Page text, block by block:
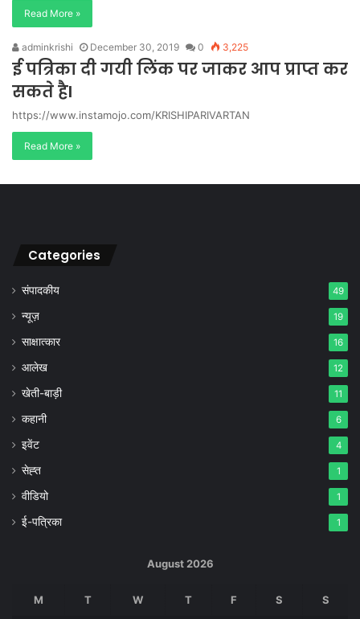
Read More »
adminkrishi December 30, 2019 0 3,225
ई पत्रिका दी गयी लिंक पर जाकर आप प्राप्त कर
सकते हैI
https://www.instamojo.com/KRISHIPARIVARTAN
Read More »
Categories
संपादकीय 49
न्यूज़ 19
साक्षात्कार 16
आलेख 12
खेती-बाड़ी 11
कहानी 6
इवेंट 4
सेह्त 1
वीडियो 1
ई-पत्रिका 1
August 2026
M T W T F S S